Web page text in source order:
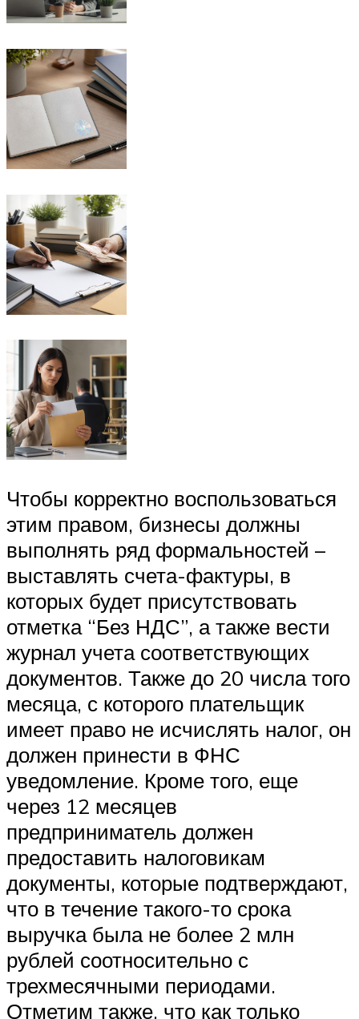
Чтобы корректно воспользоваться
этим правом, бизнесы должны
выполнять ряд формальностей –
выставлять счета-фактуры, в
которых будет присутствовать
отметка “Без НДС”, а также вести
журнал учета соответствующих
документов. Также до 20 числа того
месяца, с которого плательщик
имеет право не исчислять налог, он
должен принести в ФНС
уведомление. Кроме того, еще
через 12 месяцев
предприниматель должен
предоставить налоговикам
документы, которые подтверждают,
что в течение такого-то срока
выручка была не более 2 млн
рублей соотносительно с
трехмесячными периодами.
Отметим также, что как только